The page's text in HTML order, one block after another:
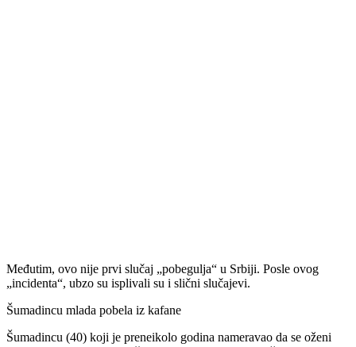
Međutim, ovo nije prvi slučaj „pobegulja“ u Srbiji. Posle ovog
„incidenta“, ubzo su isplivali su i slični slučajevi.
Šumadincu mlada pobela iz kafane
Šumadincu (40) koji je preneikolo godina nameravao da se oženi